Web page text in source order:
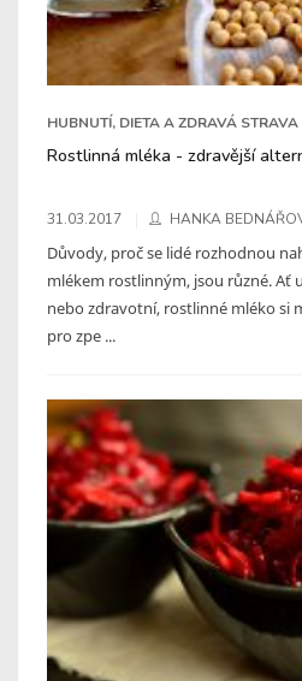
HUBNUTÍ, DIETA A ZDRAVÁ STRAVA
Rostlinná mléka - zdravější
31.03.2017 HANKA
Důvody, proč se lidé rozhodnou
mlékem rostlinným, jsou různé. Ať
nebo zdravotní, rostlinné mléko si
pro zpe ...